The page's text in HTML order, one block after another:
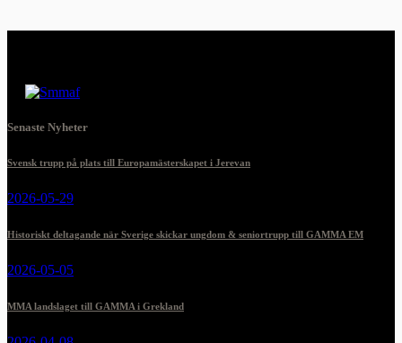
Senaste Nyheter
Svensk trupp på plats till Europamästerskapet i Jerevan
2026-05-29
Historiskt deltagande när Sverige skickar ungdom & seniortrupp till GAMMA EM
2026-05-05
MMA landslaget till GAMMA i Grekland